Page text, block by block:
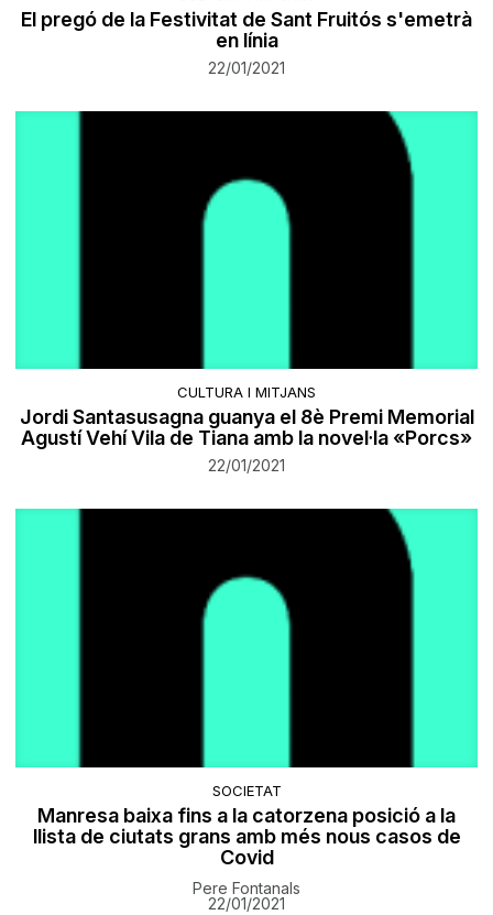
El pregó de la Festivitat de Sant Fruitós s'emetrà
en línia
22/01/2021
CULTURA I MITJANS
​Jordi Santasusagna guanya el 8è Premi Memorial
Agustí Vehí Vila de Tiana amb la novel·la «Porcs»
22/01/2021
SOCIETAT
Manresa baixa fins a la catorzena posició a la
llista de ciutats grans amb més nous casos de
Covid
Pere Fontanals
22/01/2021